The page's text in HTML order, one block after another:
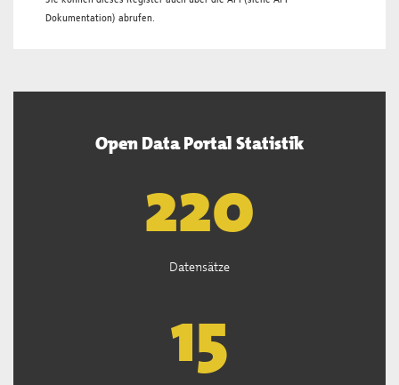
Dokumentation) abrufen.
Open Data Portal Statistik
222
Datensätze
15